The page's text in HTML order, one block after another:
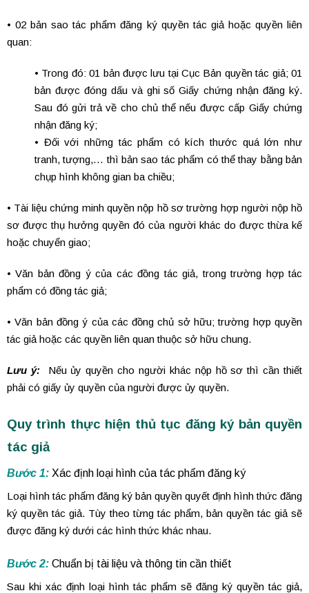
•02 bản sao tác phẩm đăng ký quyền tác giả hoặc quyền liên
quan:
• Trong đó: 01 bản được lưu tại Cục Bản quyền tác giả; 01
bản được đóng dấu và ghi số Giấy chứng nhận đăng ký.
Sau đó gửi trả về cho chủ thể nếu được cấp Giấy chứng
nhận đăng ký;
• Đối với những tác phẩm có kích thước quá lớn như
tranh, tượng,… thì bản sao tác phẩm có thể thay bằng bản
chụp hình không gian ba chiều;
• Tài liệu chứng minh quyền nộp hồ sơ trường hợp người nộp hồ
sơ được thụ hưởng quyền đó của người khác do được thừa kế
hoặc chuyển giao;
• Văn bản đồng ý của các đồng tác giả, trong trường hợp tác
phẩm có đồng tác giả;
• Văn bản đồng ý của các đồng chủ sở hữu; trường hợp quyền
tác giả hoặc các quyền liên quan thuộc sở hữu chung.
Lưu ý:
Nếu ủy quyền cho người khác nộp hồ sơ thì cần thiết
phải có giấy ủy quyền của người được ủy quyền.
Quy trình thực hiện thủ tục đăng ký bản quyền
tác giả
Bước 1: Xác định loại hình của tác phẩm đăng ký
Loại hình tác phẩm đăng ký bản quyền quyết định hình thức đăng
ký quyền tác giả. Tùy theo từng tác phẩm, bản quyền tác giả sẽ
được đăng ký dưới các hình thức khác nhau.
Bước 2: Chuẩn bị tài liệu và thông tin cần thiết
Sau khi xác định loại hình tác phẩm sẽ đăng ký quyền tác giả,